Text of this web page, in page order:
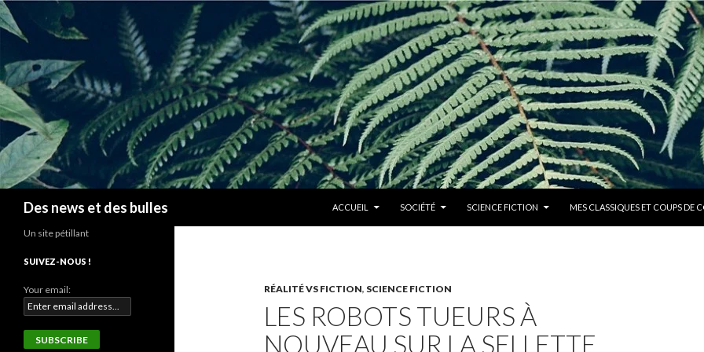
Des news et des bulles
ACCUEIL
SOCIÉTÉ SCIENCE FICTION MES CLASSIQUES ET COUPS DE
RÉALITÉ VS FICTION, SCIENCE FICTION
LES ROBOTS TUEURS À
NOUVEAU SUR LA SELLETTE
Un site pétillant
SUIVEZ-NOUS !
Your email: